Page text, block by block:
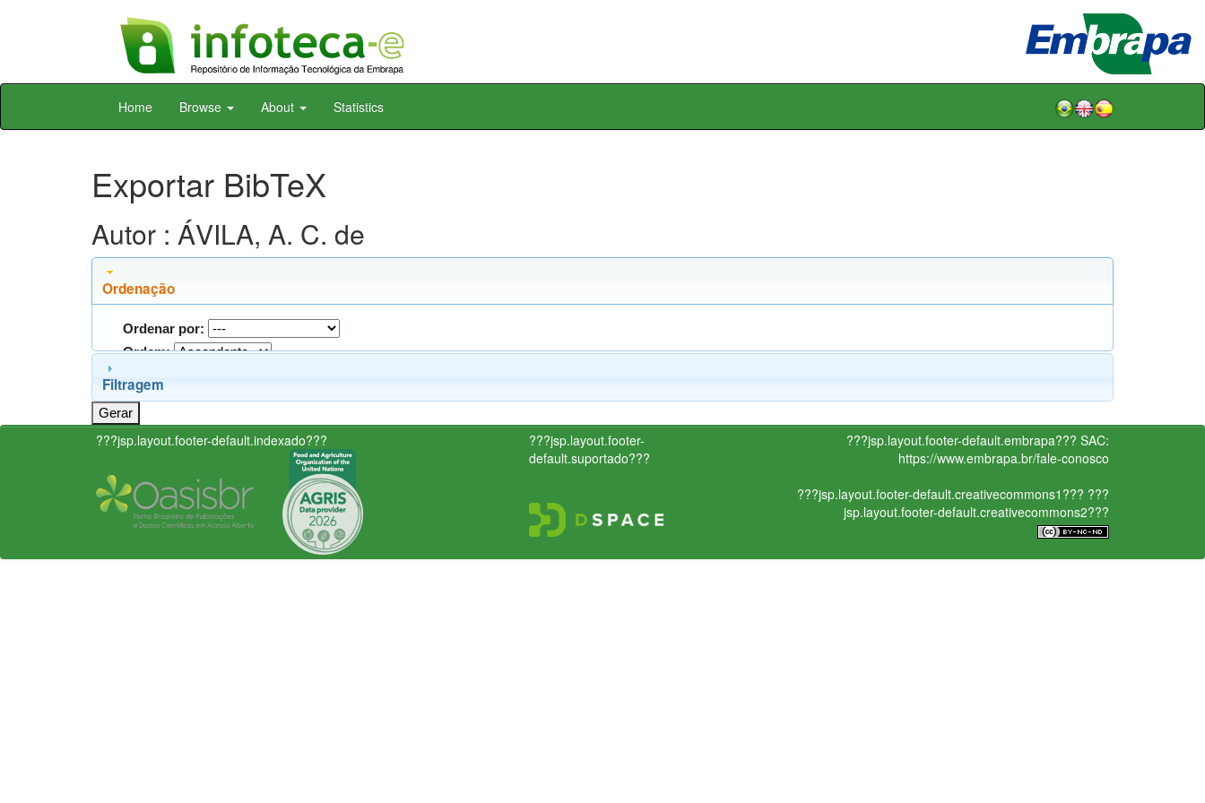
Skip
Home Browse About Statistics
Exportar BibTeX
Autor : ÁVILA, A. C. de
Ordenação
Ordenar por:
Ordem:
Filtragem
???jsp.layout.footer-default.indexado???
???jsp.layout.footer-
default.suportado???
???jsp.layout.footer-default.embrapa??? SAC:
https://www.embrapa.br/fale-conosco
???jsp.layout.footer-default.creativecommons1??? ???
jsp.layout.footer-default.creativecommons2???